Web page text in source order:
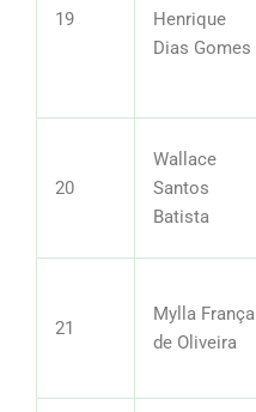
19
Henrique
Dias Gomes
20
Wallace
Santos
Batista
21
Mylla França
de Oliveira